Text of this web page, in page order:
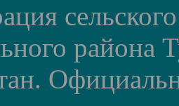
района